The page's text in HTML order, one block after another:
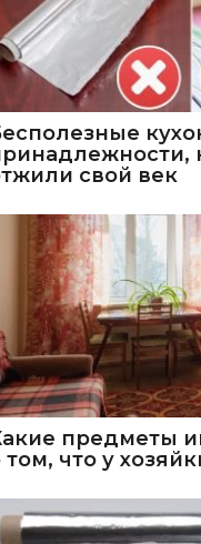
свой век
предметы
том, что у